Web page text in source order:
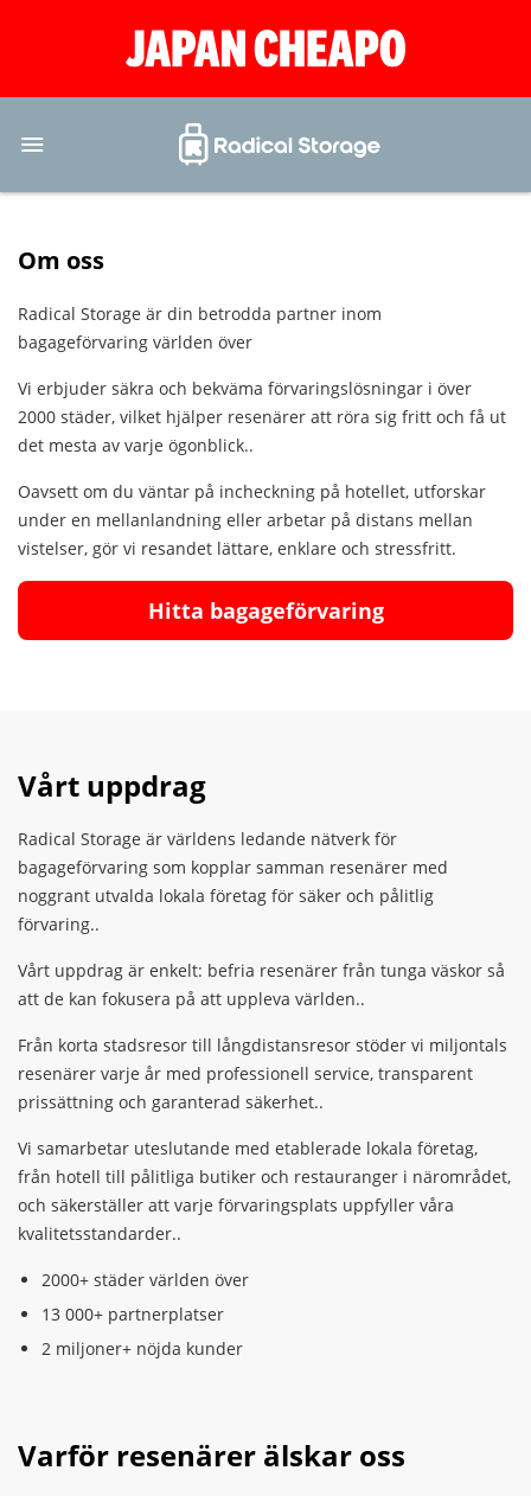
Om oss
Radical Storage är din betrodda partner inom
bagageförvaring världen över
Vi erbjuder säkra och bekväma förvaringslösningar i över
2000 städer, vilket hjälper resenärer att röra sig fritt och få ut
det mesta av varje ögonblick..
Oavsett om du väntar på incheckning på hotellet, utforskar
under en mellanlandning eller arbetar på distans mellan
vistelser, gör vi resandet lättare, enklare och stressfritt.
Hitta bagageförvaring
Vårt uppdrag
Radical Storage är världens ledande nätverk för
bagageförvaring som kopplar samman resenärer med
noggrant utvalda lokala företag för säker och pålitlig
förvaring..
Vårt uppdrag är enkelt: befria resenärer från tunga väskor så
att de kan fokusera på att uppleva världen..
Från korta stadsresor till långdistansresor stöder vi miljontals
resenärer varje år med professionell service, transparent
prissättning och garanterad säkerhet..
Vi samarbetar uteslutande med etablerade lokala företag,
från hotell till pålitliga butiker och restauranger i närområdet,
och säkerställer att varje förvaringsplats uppfyller våra
kvalitetsstandarder..
2000+ städer världen över
13 000+ partnerplatser
2 miljoner+ nöjda kunder
Varför resenärer älskar oss